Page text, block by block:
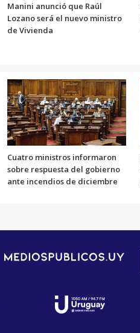
Manini anunció que Raúl
Lozano será el nuevo ministro
de Vivienda
Cuatro ministros informaron
sobre respuesta del gobierno
ante incendios de diciembre